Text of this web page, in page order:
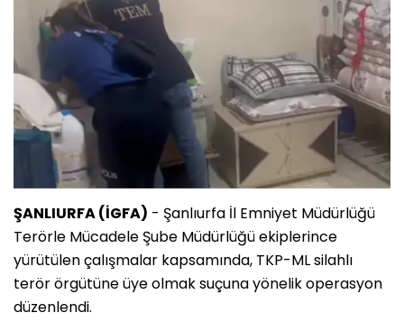
ŞANLIURFA (İGFA) - Şanlıurfa İl Emniyet Müdürlüğü
Terörle Mücadele Şube Müdürlüğü ekiplerince
yürütülen çalışmalar kapsamında, TKP-ML silahlı
terör örgütüne üye olmak suçuna yönelik operasyon
düzenlendi.